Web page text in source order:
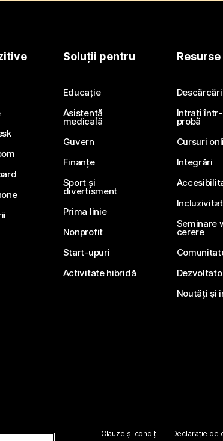
Soluții pentru
Educație
Asistență
medicală
Guvern
Finanțe
Sport și
divertisment
Prima linie
Nonprofit
Start-upuri
Activitate hibridă
Resurse
Descărcări
Intrați
probă
Cursuri
Integrări
Seminare
cerere
Noutăți și
Clauze și condiții Declarație de